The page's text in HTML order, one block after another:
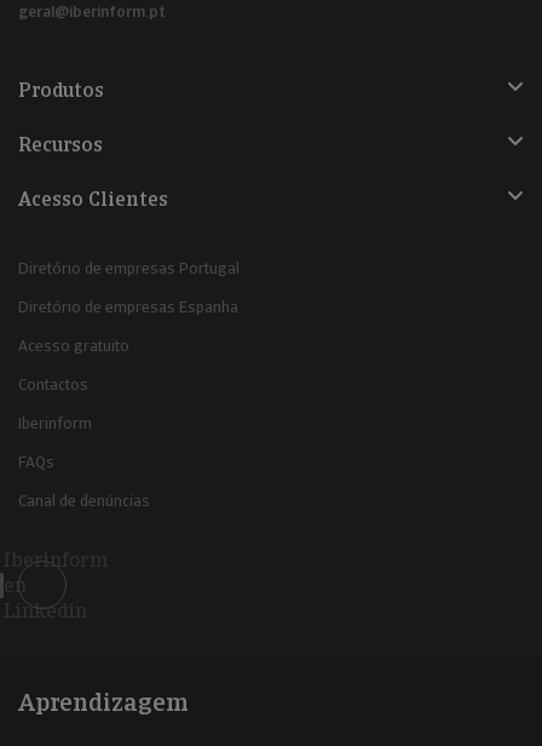
geral@iberinform.pt
Produtos
Recursos
Acesso Clientes
Diretório de empresas Portugal
Diretório de empresas Espanha
Acesso gratuito
Contactos
Iberinform
FAQs
Canal de denúncias
Iberinform
en
Linkedin
Aprendizagem